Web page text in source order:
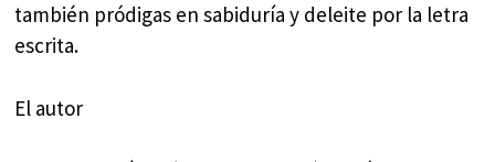
también pródigas en sabiduría y deleite por la letra
escrita.
El autor